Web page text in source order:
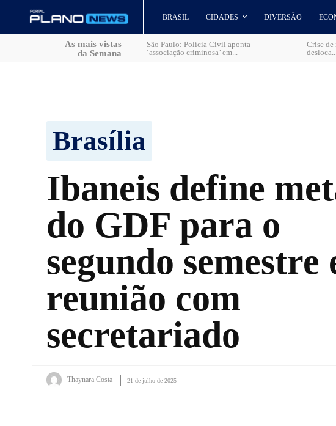
BRASIL CIDADES DIVERSÃO
As mais vistas
da Semana
São Paulo: Polícia Civil aponta
‘associação criminosa’ em...
Crise de
desloca...
Brasília
Ibaneis define
do GDF para o
segundo semestre
reunião com
secretariado
Thaynara Costa 21 de julho de 2025